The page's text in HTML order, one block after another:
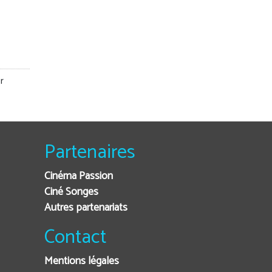
Partenaires
Cinéma Passion
Ciné Songes
Autres partenariats
Contact
Mentions légales